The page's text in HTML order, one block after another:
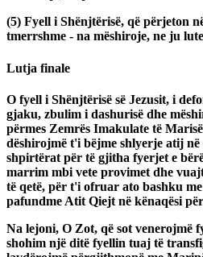
(5) Fyell i Shënjtërisë, që përjeton
tmerrshme - na mëshiroje, ne ju
Lutja finale
O fyell i Shënjtërisë së Jezusit, i
gjaku, zbulim i dashurisë dhe
përmes Zemrës Imakulate të
dëshirojmë t'i bëjme shlyerje atij
shpirtërat për të gjitha fyerjet e
marrim mbi vete provimet dhe
të qetë, për t'i ofruar ato bashku
pafundme Atit Qiejt në kënaqësi
Na lejoni, O Zot, që sot venerojmë
shohim një ditë fyellin tuaj të